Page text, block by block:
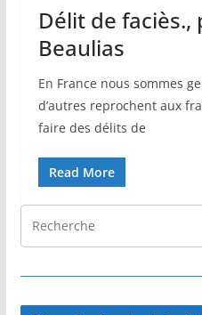
Délit de faciès.,
Beaulias
En France nous sommes
d’autres reprochent aux
faire des délits de
Read More